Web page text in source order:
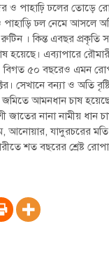
ও পাহাঢ়ি ঢলের তোড়ে
পাহাড়ি ঢল নেমে আসলে
রুটিন । কিন্ত এবছর
হয়েছে। এব্যাপারে
৫০ বছরেও এমন রোপা
সেখানে বন্যা ও অতি
আমনধান চাষ
নানা নামীয় ধান
আনোয়ার, যাদুরচরের
শত বছরের শ্রেষ্ট